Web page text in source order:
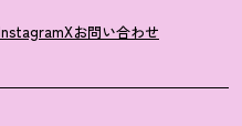
Xお問い合わせ